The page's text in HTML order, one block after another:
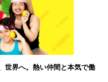
世界へ。熱い仲間と本気で働